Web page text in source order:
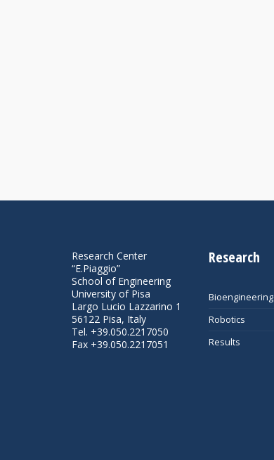
Research Center
“E.Piaggio”
School of Engineering
University of Pisa
Largo Lucio Lazzarino 1
56122 Pisa, Italy
Tel. +39.050.2217050
Fax +39.050.2217051
Research
Bioengineering
Robotics
Results